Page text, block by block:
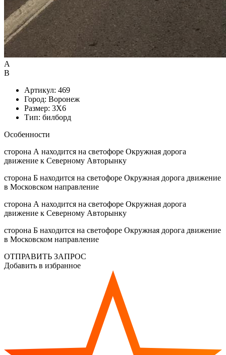
А
B
Артикул: 469
Город: Воронеж
Размер: 3X6
Тип: билборд
Особенности
сторона А находится на светофоре Окружная дорога
движение к Северному Авторынку
сторона Б находится на светофоре Окружная дорога движение
в Московском направление
сторона А находится на светофоре Окружная дорога
движение к Северному Авторынку
сторона Б находится на светофоре Окружная дорога движение
в Московском направление
ОТПРАВИТЬ ЗАПРОС
Добавить в избранное